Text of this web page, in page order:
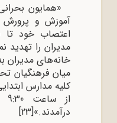
«همایون
آموزش و پرورش
مدیران را تهدید
خانه‌های مدیران
میان فرهنگیان
درآمدند.»[23]